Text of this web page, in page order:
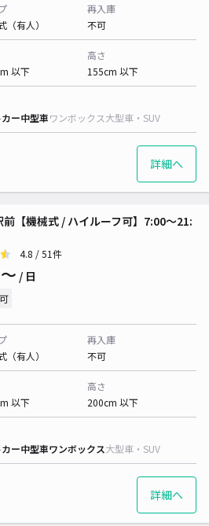
（有人）
再入庫
不可
以下
高さ
155cm 以下
ー中型車ワンボックス大型車・SUV
詳細へ
前【機械式 / ハイルーフ可】7:00～21:
4.8 / 51件
/ 日
（有人）
再入庫
不可
以下
高さ
200cm 以下
ー中型車ワンボックス大型車・SUV
詳細へ